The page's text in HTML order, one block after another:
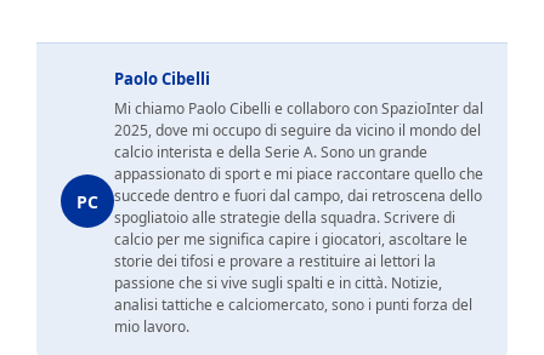
PC
Paolo Cibelli
Mi chiamo Paolo Cibelli e collaboro con SpazioInter dal
2025, dove mi occupo di seguire da vicino il mondo del
calcio interista e della Serie A. Sono un grande
appassionato di sport e mi piace raccontare quello che
succede dentro e fuori dal campo, dai retroscena dello
spogliatoio alle strategie della squadra. Scrivere di
calcio per me significa capire i giocatori, ascoltare le
storie dei tifosi e provare a restituire ai lettori la
passione che si vive sugli spalti e in città. Notizie,
analisi tattiche e calciomercato, sono i punti forza del
mio lavoro.